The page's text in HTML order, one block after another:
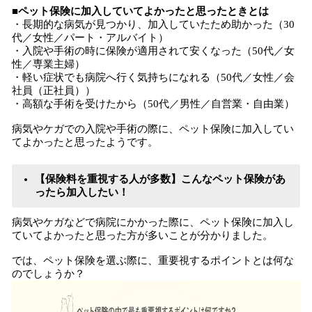
■ペット保険に加入していてよかったと思ったときとは
・長期的な病気が見つかり、加入していたため助かった（30
代／女性／パート・アルバイト）
・入院や手術の時に保険が適用されて安くなった（50代／女
性／専業主婦）
・軽い症状でも病院へ行く気持ちになれる（50代／女性／会
社員（正社員））
・高額な手術を受けたから（50代／男性／自営業・自由業）
病気やケガでの入院や手術の際に、ペット保険に加入してい
てよかったと思ったようです。
【保険料を重視する人が多数】こんなペット保険があ
ったら加入したい！
病気やケガなどで病院にかかった際に、ペット保険に加入し
ていてよかったと思った方が多いことが分かりました。
では、ペット保険を選ぶ際に、重要視するポイントとは何な
のでしょうか？